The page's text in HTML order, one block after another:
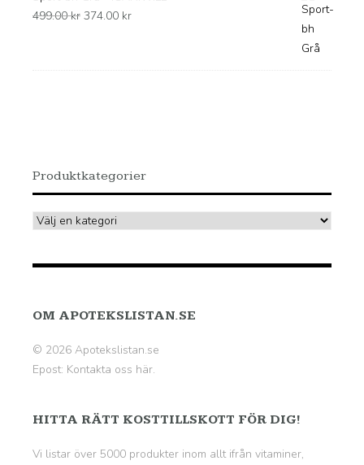
499.00kr Det
374.00 krDet
Produktkategorier
OM APOTEKSLISTAN.SE
© 2026 Apotekslistan.se
Epost: Kontakta oss här.
HITTA RÄTT KOSTTILLSKOTT FÖR DIG!
Vi listar över 5000 produkter inom allt ifrån vitaminer,